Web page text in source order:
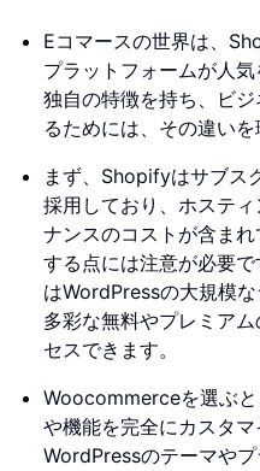
Eコマースの世界は、
プラットフォームが人
独自の特徴を持ち、ビ
るためには、その違いを
まず、Shopifyはサブス
採用しており、ホステ
ナンスのコストが含ま
する点には注意が必要
はWordPressの大規模な
多彩な無料やプレミア
セスできます。
Woocommerceを選ぶ
や機能を完全にカスタマ
WordPressのテーマや